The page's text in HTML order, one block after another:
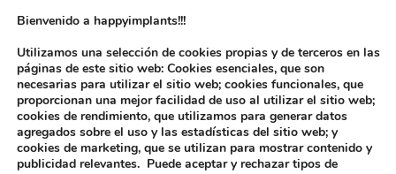
Inicio/ Productos etiquetados “8111”
Bienvenido a happyimplants!!!
Utilizamos una selección de cookies propias y de terceros en las
páginas de este sitio web: Cookies esenciales, que son
necesarias para utilizar el sitio web; cookies funcionales, que
proporcionan una mejor facilidad de uso al utilizar el sitio web;
cookies de rendimiento, que utilizamos para generar datos
agregados sobre el uso y las estadísticas del sitio web; y
cookies de marketing, que se utilizan para mostrar contenido y
publicidad relevantes. Puede aceptar y rechazar tipos de